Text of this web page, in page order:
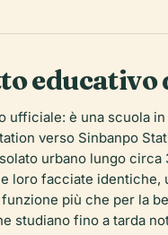
ufficiale: è una scuola
verso Sinbanpo
urbano lungo
loro facciate
più che per la
fino a tarda